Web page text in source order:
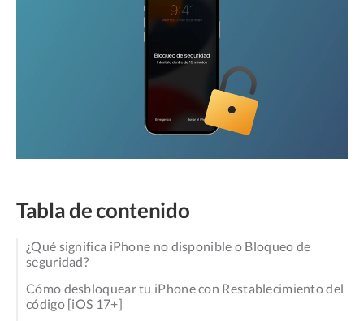
Tabla de contenido
¿Qué significa iPhone no disponible o Bloqueo de
seguridad?
Cómo desbloquear tu iPhone con Restablecimiento del
código [iOS 17+]